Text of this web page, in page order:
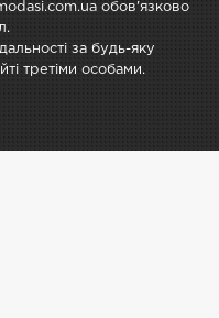
обов'язково
за будь-яку
третіми особами.